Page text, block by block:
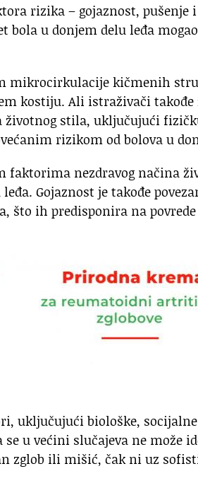
rizika – gojaznost, pušenje
u donjem delu leđa
mikrocirkulacije kičmenih
kostiju. Ali istraživači takođe
životnog stila, uključujući
rizikom od bolova u
faktorima nezdravog načina
Gojaznost je takođe
što ih predisponira na
uključujući biološke,
u većini slučajeva ne može
zglob ili mišić, čak ni uz